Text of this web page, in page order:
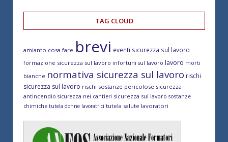
TAG CLOUD
amianto cosa fare brevi eventi sicurezza sul lavoro
formazione sicurezza sul lavoro infortuni sul lavoro lavoro morti
bianche normativa sicurezza sul lavoro rischi
sicurezza sul lavoro rischi sostanze pericolose sicurezza
antincendio sicurezza nei cantieri sicurezza sul lavoro sostanze
chimiche tutela donne lavoratrici tutela salute lavoratori